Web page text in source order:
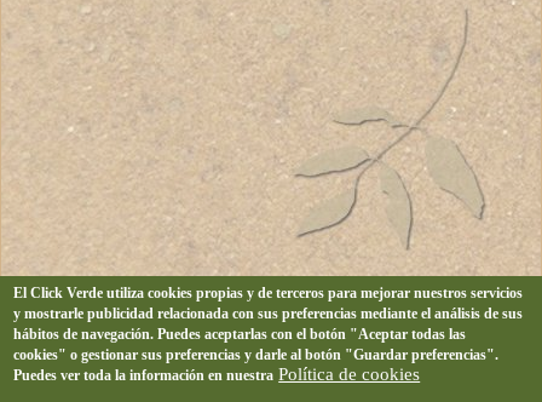
El Click Verde utiliza cookies propias y de terceros para mejorar nuestros servicios
y mostrarle publicidad relacionada con sus preferencias mediante el análisis de sus
hábitos de navegación. Puedes aceptarlas con el botón "Aceptar todas las
cookies" o gestionar sus preferencias y darle al botón "Guardar preferencias".
Puedes ver toda la información en nuestra Política de cookies